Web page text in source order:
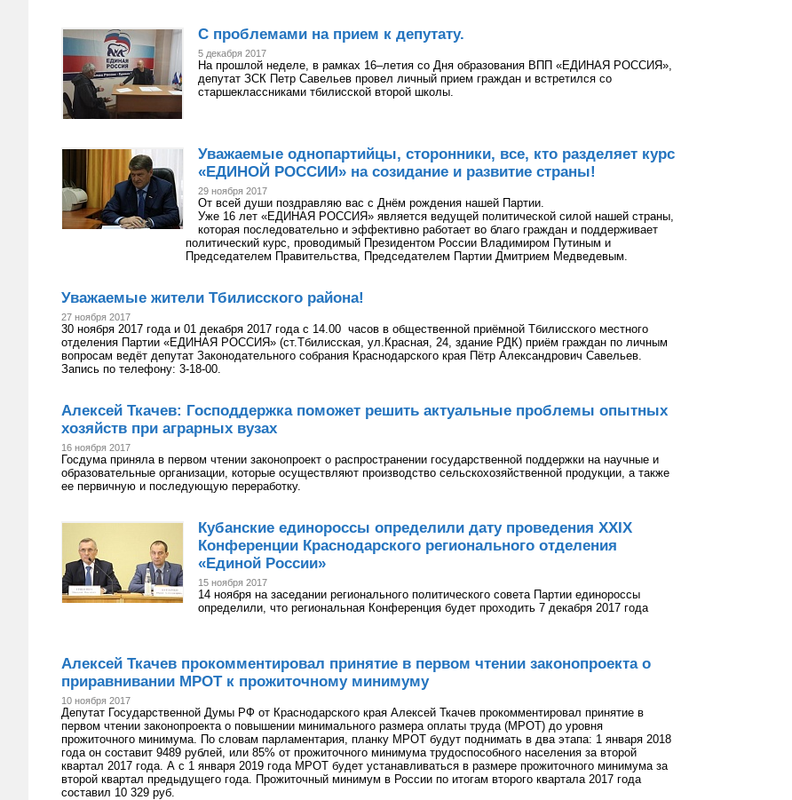
С проблемами на прием к депутату.
5 декабря 2017
На прошлой неделе, в рамках 16–летия со Дня образования ВПП «ЕДИНАЯ РОССИЯ»,
депутат ЗСК Петр Савельев провел личный прием граждан и встретился со
старшеклассниками тбилисской второй школы.
Уважаемые однопартийцы, сторонники, все, кто разделяет курс
«ЕДИНОЙ РОССИИ» на созидание и развитие страны!
29 ноября 2017
От всей души поздравляю вас с Днём рождения нашей Партии.
Уже 16 лет «ЕДИНАЯ РОССИЯ» является ведущей политической силой нашей страны,
которая последовательно и эффективно работает во благо граждан и поддерживает
политический курс, проводимый Президентом России Владимиром Путиным и
Председателем Правительства, Председателем Партии Дмитрием Медведевым.
Уважаемые жители Тбилисского района!
27 ноября 2017
30 ноября 2017 года и 01 декабря 2017 года с 14.00 часов в общественной приёмной Тбилисского местного
отделения Партии «ЕДИНАЯ РОССИЯ» (ст.Тбилисская, ул.Красная, 24, здание РДК) приём граждан по личным
вопросам ведёт депутат Законодательного собрания Краснодарского края Пётр Александрович Савельев.
Запись по телефону: 3-18-00.
Алексей Ткачев: Господдержка поможет решить актуальные проблемы опытных
хозяйств при аграрных вузах
16 ноября 2017
Госдума приняла в первом чтении законопроект о распространении государственной поддержки на научные и
образовательные организации, которые осуществляют производство сельскохозяйственной продукции, а также
ее первичную и последующую переработку.
Кубанские единороссы определили дату проведения XXIX
Конференции Краснодарского регионального отделения
«Единой России»
15 ноября 2017
14 ноября на заседании регионального политического совета Партии единороссы
определили, что региональная Конференция будет проходить 7 декабря 2017 года
Алексей Ткачев прокомментировал принятие в первом чтении законопроекта о
приравнивании МРОТ к прожиточному минимуму
10 ноября 2017
Депутат Государственной Думы РФ от Краснодарского края Алексей Ткачев прокомментировал принятие в
первом чтении законопроекта о повышении минимального размера оплаты труда (МРОТ) до уровня
прожиточного минимума. По словам парламентария, планку МРОТ будут поднимать в два этапа: 1 января 2018
года он составит 9489 рублей, или 85% от прожиточного минимума трудоспособного населения за второй
квартал 2017 года. А с 1 января 2019 года МРОТ будет устанавливаться в размере прожиточного минимума за
второй квартал предыдущего года. Прожиточный минимум в России по итогам второго квартала 2017 года
составил 10 329 руб.